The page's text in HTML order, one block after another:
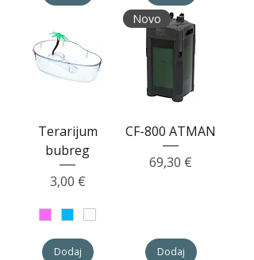
Terarijum
bubreg
Cijena
3,00 €
Dodaj
Novo
CF-800 ATMAN
Cijena
69,30 €
Dodaj